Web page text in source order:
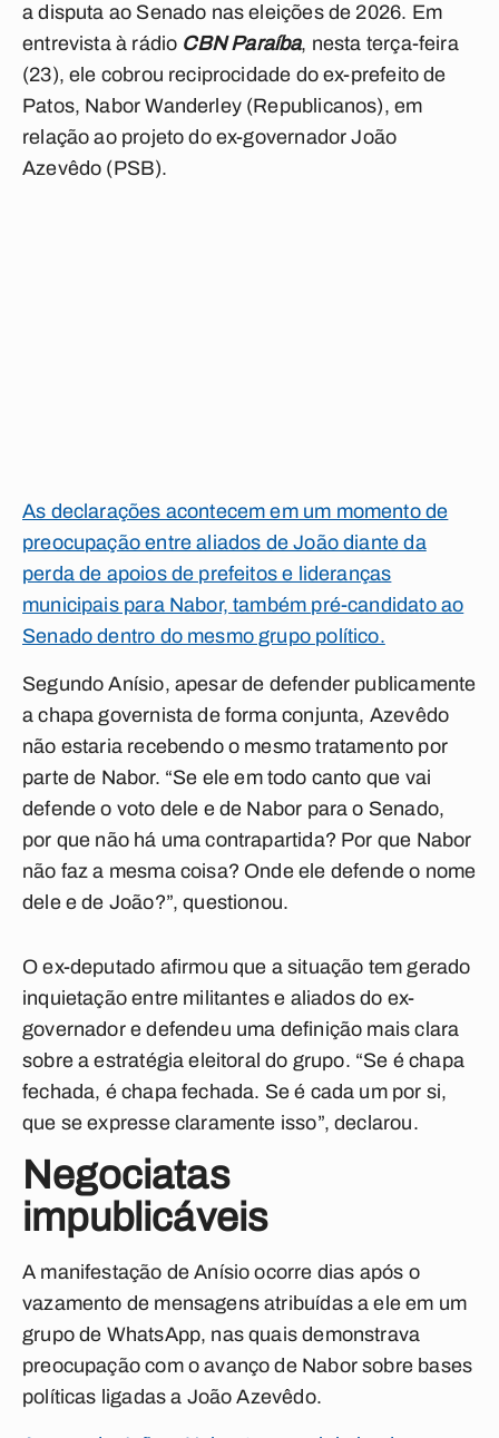
a disputa ao Senado nas eleições de 2026. Em
entrevista à rádio CBN Paraíba, nesta terça-feira
(23), ele cobrou reciprocidade do ex-prefeito de
Patos, Nabor Wanderley (Republicanos), em
relação ao projeto do ex-governador João
Azevêdo (PSB).
As declarações acontecem em um momento de
preocupação entre aliados de João diante da
perda de apoios de prefeitos e lideranças
municipais para Nabor, também pré-candidato ao
Senado dentro do mesmo grupo político.
Segundo Anísio, apesar de defender publicamente
a chapa governista de forma conjunta, Azevêdo
não estaria recebendo o mesmo tratamento por
parte de Nabor. “Se ele em todo canto que vai
defende o voto dele e de Nabor para o Senado,
por que não há uma contrapartida? Por que Nabor
não faz a mesma coisa? Onde ele defende o nome
dele e de João?”, questionou.
O ex-deputado afirmou que a situação tem gerado
inquietação entre militantes e aliados do ex-
governador e defendeu uma definição mais clara
sobre a estratégia eleitoral do grupo. “Se é chapa
fechada, é chapa fechada. Se é cada um por si,
que se expresse claramente isso”, declarou.
Negociatas
impublicáveis
A manifestação de Anísio ocorre dias após o
vazamento de mensagens atribuídas a ele em um
grupo de WhatsApp, nas quais demonstrava
preocupação com o avanço de Nabor sobre bases
políticas ligadas a João Azevêdo.